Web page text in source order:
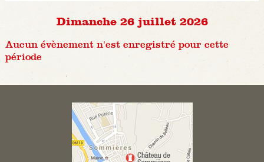
Dimanche 26 juillet 2026
Aucun évènement n'est enregistré pour cette
période